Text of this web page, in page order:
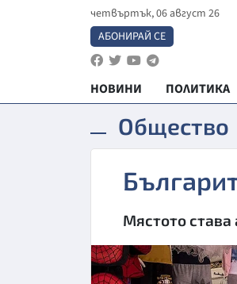
четвъртък, 06 август 26
АБОНИРАЙ СЕ
НОВИНИ ПОЛИТИКА
Общество
Мястото